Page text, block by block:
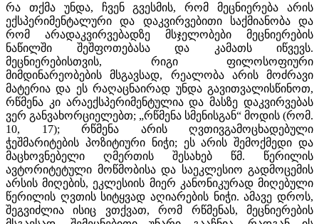
რა თქმა უნდა, ჩვენ გვესმის, რომ მეცნიერება არის
ექსპერიმენტალური და დაკვირვებითი საქმიანობა და
რომ არადაკვირვებადზე მსჯელობები მეცნიერების
ნაწილში შეშფოთებასა და კამათს იწვევს.
მეცნიერებისთვის, რიგი ფილოსოფიური
მიმდინარეობების მსგავსად, რეალობა არის მოძრავი
მატერია და ეს რაღაცნაირად უნდა გავითვალისწინოთ,
რწმენა კი არაექსპერიმენტულია და მასზე დაკვირვებას
ვერ განვახორციელებთ; „რწმენა სმენისგან“ მოდის (რომ.
10, 17); რწმენა არის ღვთივგამოცხადებული
ჭეშმარიტების პოზიტიური ნიჭი; ეს არის შემოქმედი და
მაცხოვნებელი ღმერთის შესახებ წმ. წერილის
ავტორიტეტული მოწმობისა და საეკლესიო გადმოცემის
არსის მიღების, ეკლესიის მიერ კანონიკურად მიღებული
წერილის ღვთის სიტყვად აღიარების ნიჭი. ამავე დროს,
შეგვიძლია ისიც ვთქვათ, რომ რწმენას, მეცნიერების